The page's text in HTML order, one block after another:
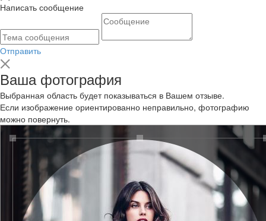
Написать сообщение
Отправить
Ваша фотография
Выбранная область будет показываться в Вашем отзыве.
Если изображение ориентированно неправильно, фотографию
можно повернуть.